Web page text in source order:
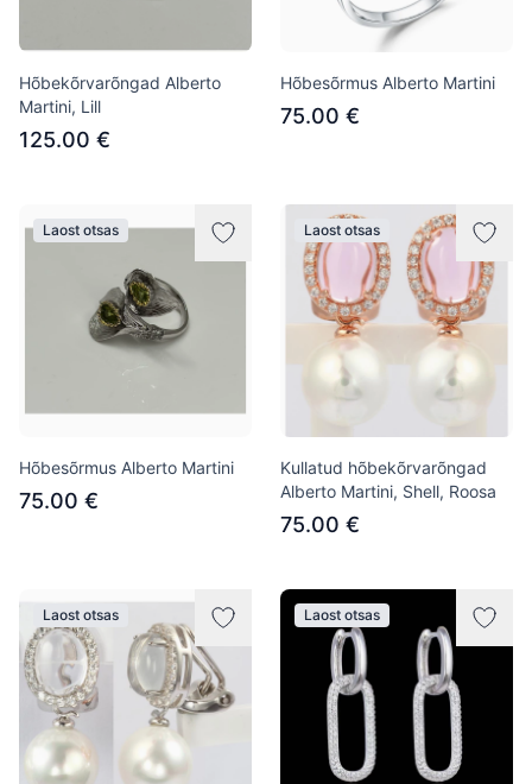
Hõbekõrvarõngad Alberto
Martini, Lill
125.00 €
Hõbesõrmus Alberto Martini
75.00 €
Laost otsas
Hõbesõrmus Alberto Martini
75.00 €
Laost otsas
Kullatud hõbekõrvarõngad
Alberto Martini, Shell, Roosa
75.00 €
Laost otsas Laost otsas